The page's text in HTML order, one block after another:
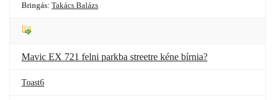
Bringás: Takács Balázs
Mavic EX 721 felni parkba streetre kéne bírnia?
Toast6